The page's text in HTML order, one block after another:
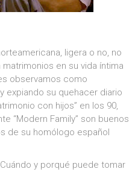
ligera o no, no
en su vida íntima
observamos como
expiando su quehacer diario
con hijos” en los 90,
“Modern Family” son buenos
de su homólogo español
y porqué puede tomar